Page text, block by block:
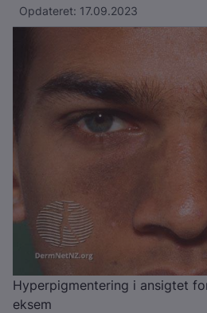
Opdateret: 17.09.2023
Hyperpigmentering i ansigtet
eksem